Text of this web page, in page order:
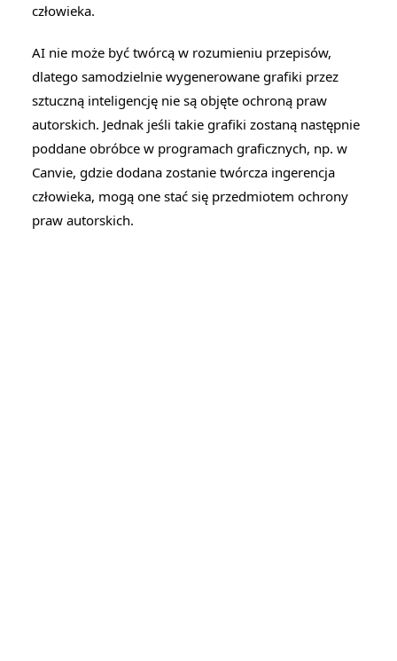
człowieka.
AI nie może być twórcą w rozumieniu przepisów,
dlatego samodzielnie wygenerowane grafiki przez
sztuczną inteligencję nie są objęte ochroną praw
autorskich. Jednak jeśli takie grafiki zostaną następnie
poddane obróbce w programach graficznych, np. w
Canvie, gdzie dodana zostanie twórcza ingerencja
człowieka, mogą one stać się przedmiotem ochrony
praw autorskich.